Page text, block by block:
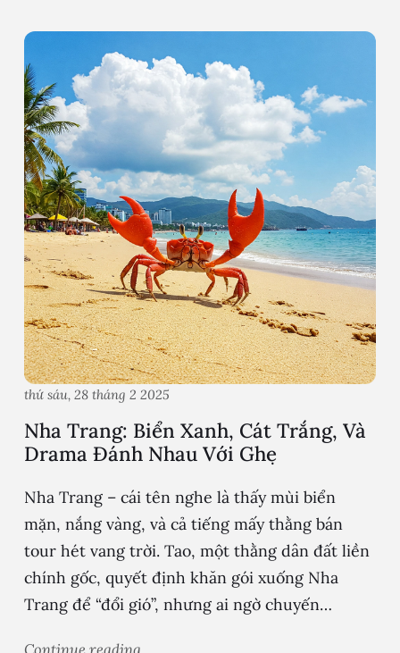
thứ sáu, 28 tháng 2 2025
Nha Trang: Biển Xanh, Cát Trắng, Và
Drama Đánh Nhau Với Ghẹ
Nha Trang – cái tên nghe là thấy mùi biển
mặn, nắng vàng, và cả tiếng mấy thằng bán
tour hét vang trời. Tao, một thằng dân đất liền
chính gốc, quyết định khăn gói xuống Nha
Trang để “đổi gió”, nhưng ai ngờ chuyến…